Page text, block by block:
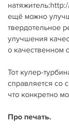
ещё можно
твердотельное
улучшения
о качественном
Тот кулер-
справляется со
что конкретно
Про печать.